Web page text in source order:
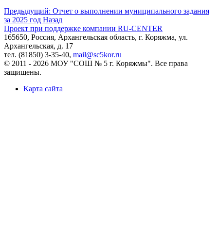
Предыдущий: Отчет о выполнении муниципального задания
за 2025 год Назад
Проект при поддержке компании RU-CENTER
165650, Россия, Архангельская область, г. Коряжма, ул.
Архангельская, д. 17
тел. (81850) 3-35-40, mail@sc5kor.ru
© 2011 - 2026 МОУ "СОШ № 5 г. Коряжмы". Все права
защищены.
Карта сайта